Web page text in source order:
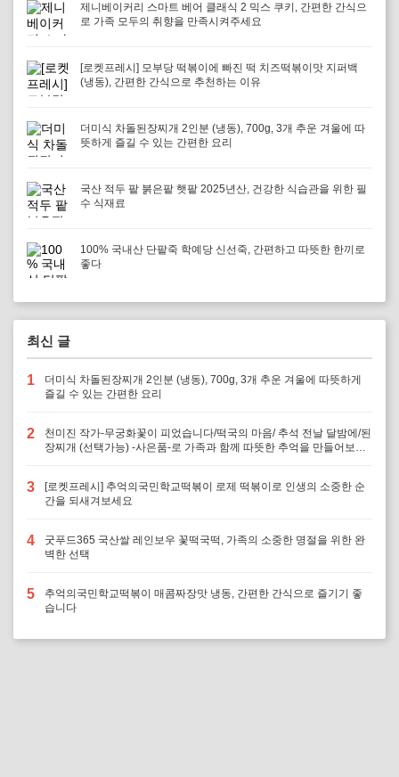
제니베이커리 스마트 베어 클래식 2 믹스 쿠키, 간편한 간식으
로 가족 모두의 취향을 만족시켜주세요
[로켓프레시] 모부당 떡볶이에 빠진 떡 치즈떡볶이맛 지퍼백
(냉동), 간편한 간식으로 추천하는 이유
더미식 차돌된장찌개 2인분 (냉동), 700g, 3개 추운 겨울에 따
뜻하게 즐길 수 있는 간편한 요리
국산 적두 팥 붉은팥 햇팥 2025년산, 건강한 식습관을 위한 필
수 식재료
100% 국내산 단팥죽 학예당 신선죽, 간편하고 따뜻한 한끼로
좋다
최신 글
1
더미식 차돌된장찌개 2인분 (냉동), 700g, 3개 추운 겨울에 따뜻하게
즐길 수 있는 간편한 요리
2
천미진 작가-무궁화꽃이 피었습니다/떡국의 마음/ 추석 전날 달밤에/된
장찌개 (선택가능) -사은품-로 가족과 함께 따뜻한 추억을 만들어보세
3
[로켓프레시] 추억의국민학교떡볶이 로제 떡볶이로 인생의 소중한 순
간을 되새겨보세요
4
굿푸드365 국산쌀 레인보우 꽃떡국떡, 가족의 소중한 명절을 위한 완
벽한 선택
5
추억의국민학교떡볶이 매콤짜장맛 냉동, 간편한 간식으로 즐기기 좋
습니다